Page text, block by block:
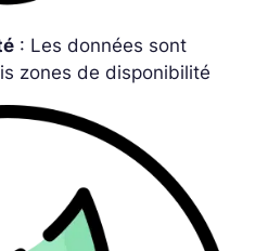
: Les données sont
zones de disponibilité